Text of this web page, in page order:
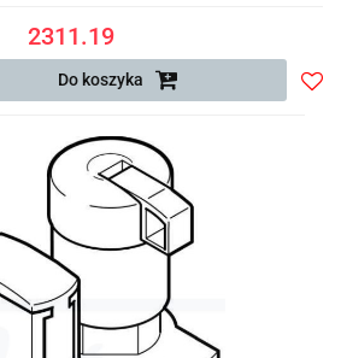
2311.19
Do koszyka